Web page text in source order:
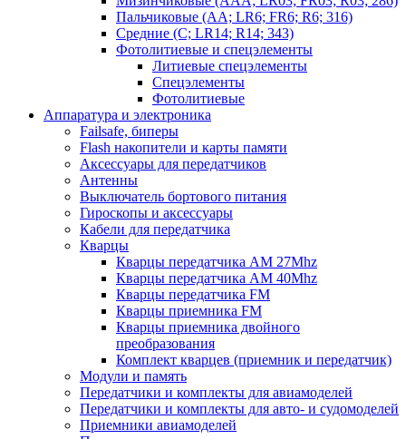
Пальчиковые (AA; LR6; FR6; R6; 316)
Средние (C; LR14; R14; 343)
Фотолитиевые и спецэлементы
Литиевые спецэлементы
Спецэлементы
Фотолитиевые
Аппаратура и электроника
Failsafe, биперы
Flash накопители и карты памяти
Аксессуары для передатчиков
Антенны
Выключатель бортового питания
Гироскопы и аксессуары
Кабели для передатчика
Кварцы
Кварцы передатчика AM 27Mhz
Кварцы передатчика AM 40Mhz
Кварцы передатчика FM
Кварцы приемника FM
Кварцы приемника двойного
преобразования
Комплект кварцев (приемник и передатчик)
Модули и память
Передатчики и комплекты для авиамоделей
Передатчики и комплекты для авто- и судомоделей
Приемники авиамоделей